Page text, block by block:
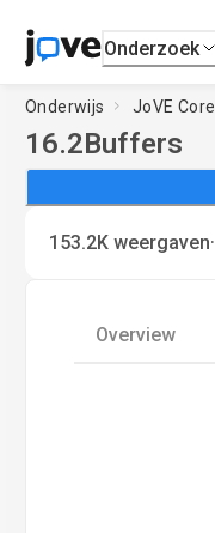
Onderzoek
Onderwijs JoVE Core
16.2Buffers
153.2K weergaven·
Overview